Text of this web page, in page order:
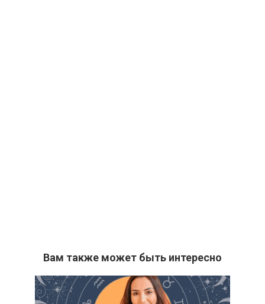
Вам также может быть интересно